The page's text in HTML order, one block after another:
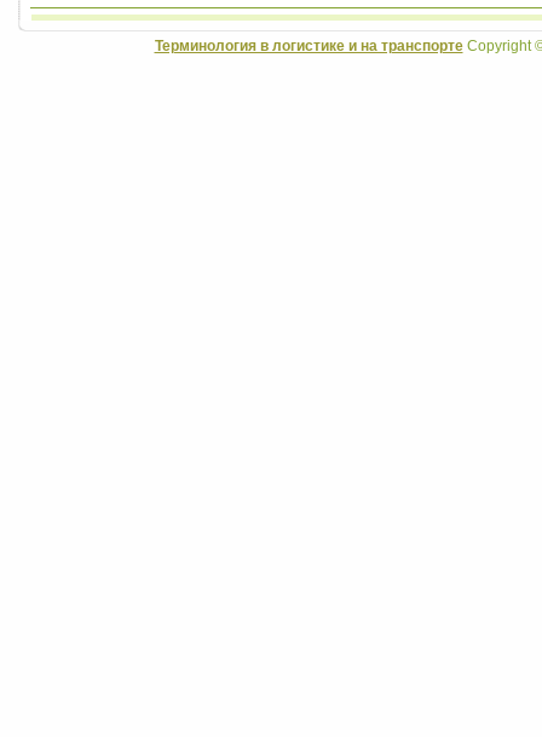
Терминология в логистике и на транспортеCopyright